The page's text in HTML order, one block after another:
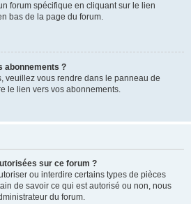
forum spécifique en cliquant sur le lien
bas de la page du forum.
abonnements ?
veuillez vous rendre dans le panneau de
le lien vers vos abonnements.
sur ce forum ?
ou interdire certains types de pièces
de savoir ce qui est autorisé ou non, nous
du forum.